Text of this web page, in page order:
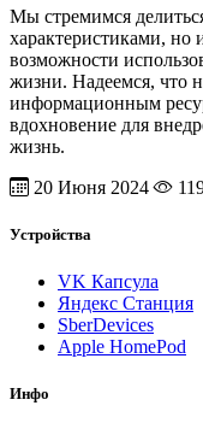
Мы стремимся
характеристиками, но
возможности
жизни. Надеемся, что
информационным
вдохновение для
жизнь.
20 Июня 2024
Устройства
VK Капсула
Яндекс Станция
SberDevices
Apple HomePod
Инфо